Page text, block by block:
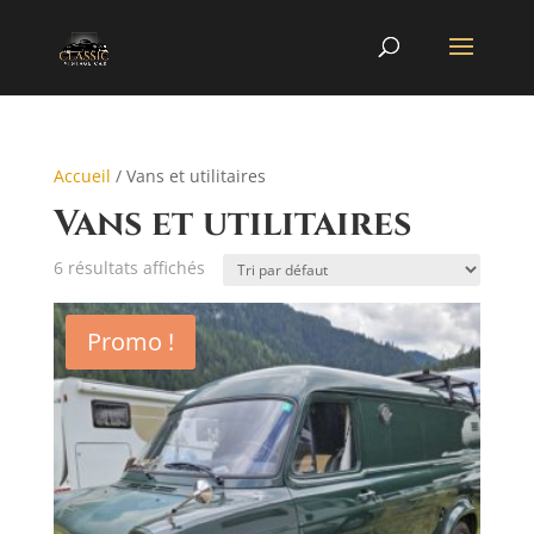
Accueil / Vans et utilitaires
Vans et utilitaires
6 résultats affichés
Promo !